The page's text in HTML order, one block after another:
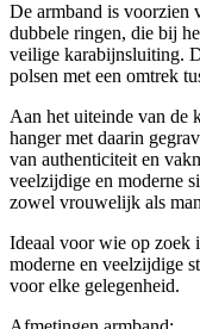
De armband is voorzien
dubbele ringen, die bij
veilige karabijnsluiting.
polsen met een omtrek
Aan het uiteinde van de
hanger met daarin
van authenticiteit en
veelzijdige en moderne
zowel vrouwelijk als
Ideaal voor wie op zoek
moderne en veelzijdige
voor elke gelegenheid.